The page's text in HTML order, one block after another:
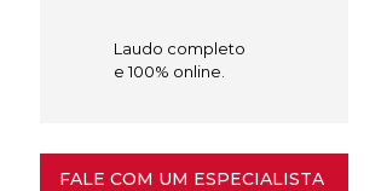
Laudo completo
e 100% online.
FALE COM UM ESPECIALISTA